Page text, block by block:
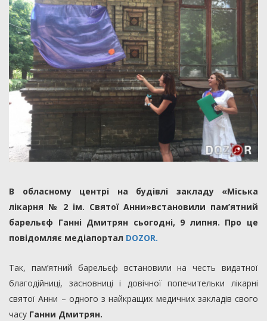
В обласному центрі на будівлі закладу «Міська
лікарня № 2 ім. Святої Анни»встановили пам’ятний
барельєф Ганні Дмитрян сьогодні, 9 липня. Про це
повідомляє медіапортал DOZOR.
Так, пам’ятний барельєф встановили на честь видатної
благодійниці, засновниці і довічної попечительки лікарні
святої Анни – одного з найкращих медичних закладів свого
часу Ганни Дмитрян.